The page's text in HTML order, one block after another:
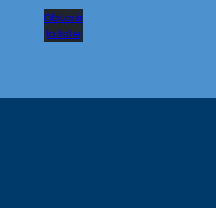
Obtenir
la liste